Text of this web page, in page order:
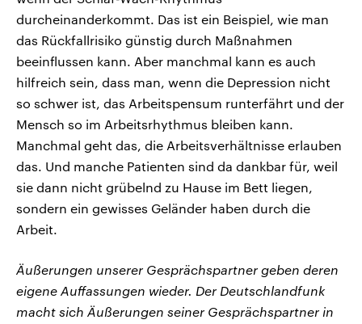
durcheinanderkommt. Das ist ein Beispiel, wie man
das Rückfallrisiko günstig durch Maßnahmen
beeinflussen kann. Aber manchmal kann es auch
hilfreich sein, dass man, wenn die Depression nicht
so schwer ist, das Arbeitspensum runterfährt und der
Mensch so im Arbeitsrhythmus bleiben kann.
Manchmal geht das, die Arbeitsverhältnisse erlauben
das. Und manche Patienten sind da dankbar für, weil
sie dann nicht grübelnd zu Hause im Bett liegen,
sondern ein gewisses Geländer haben durch die
Arbeit.
Äußerungen unserer Gesprächspartner geben deren
eigene Auffassungen wieder. Der Deutschlandfunk
macht sich Äußerungen seiner Gesprächspartner in